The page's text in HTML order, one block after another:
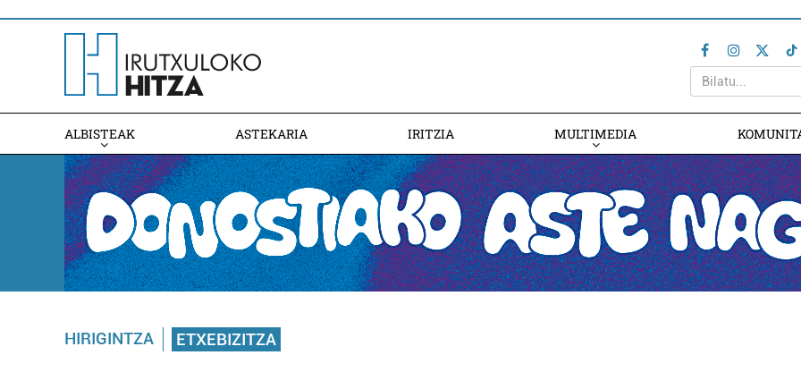
ALBISTEAK ASTEKARIA IRITZIA MULTIMEDIA
HIRIGINTZA ETXEBIZITZA